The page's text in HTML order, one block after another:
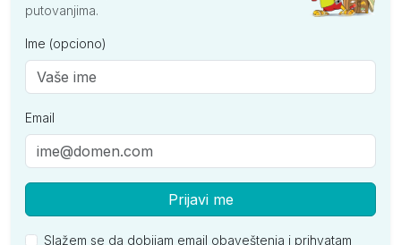
putovanjima.
Ime (opciono)
Email
Prijavi me
Slažem se da dobijam email obaveštenja i prihvatam